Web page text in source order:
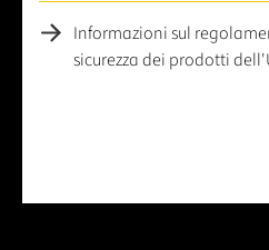
Informazioni sul
sicurezza dei prodotti